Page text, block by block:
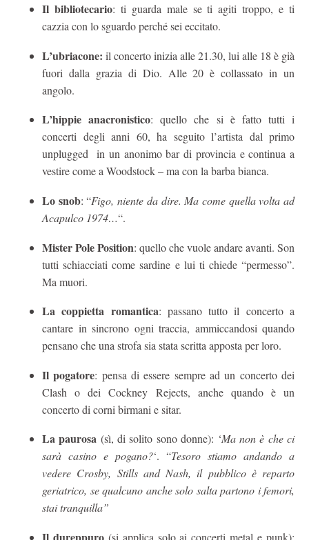
Il bibliotecario: ti guarda male se ti agiti troppo, e ti
cazzia con lo sguardo perché sei eccitato.
L’ubriacone: il concerto inizia alle 21.30, lui alle 18 è già
fuori dalla grazia di Dio. Alle 20 è collassato in un
angolo.
L’hippie anacronistico: quello che si è fatto tutti i
concerti degli anni 60, ha seguito l’artista dal primo
unplugged in un anonimo bar di provincia e continua a
vestire come a Woodstock – ma con la barba bianca.
Lo snob: “Figo, niente da dire. Ma come quella volta ad
Acapulco 1974…“.
Mister Pole Position: quello che vuole andare avanti. Son
tutti schiacciati come sardine e lui ti chiede “permesso”.
Ma muori.
La coppietta romantica: passano tutto il concerto a
cantare in sincrono ogni traccia, ammiccandosi quando
pensano che una strofa sia stata scritta apposta per loro.
Il pogatore: pensa di essere sempre ad un concerto dei
Clash o dei Cockney Rejects, anche quando è un
concerto di corni birmani e sitar.
La paurosa (sì, di solito sono donne): ‘Ma non è che ci
sarà casino e pogano?‘. “Tesoro stiamo andando a
vedere Crosby, Stills and Nash, il pubblico è reparto
geriatrico, se qualcuno anche solo salta partono i femori,
stai tranquilla”
Il dureppuro(si applica solo ai concerti metal e punk):